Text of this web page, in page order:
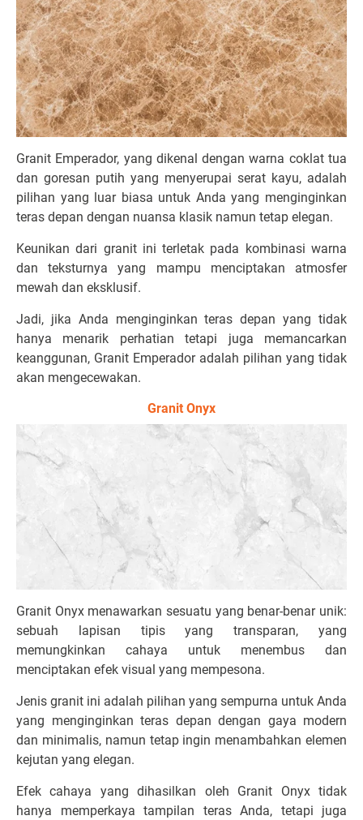
Granit Emperador, yang dikenal dengan warna coklat tua
dan goresan putih yang menyerupai serat kayu, adalah
pilihan yang luar biasa untuk Anda yang menginginkan
teras depan dengan nuansa klasik namun tetap elegan.
Keunikan dari granit ini terletak pada kombinasi warna
dan teksturnya yang mampu menciptakan atmosfer
mewah dan eksklusif.
Jadi, jika Anda menginginkan teras depan yang tidak
hanya menarik perhatian tetapi juga memancarkan
keanggunan, Granit Emperador adalah pilihan yang tidak
akan mengecewakan.
Granit Onyx
Granit Onyx menawarkan sesuatu yang benar-benar unik:
sebuah lapisan tipis yang transparan, yang
memungkinkan cahaya untuk menembus dan
menciptakan efek visual yang mempesona.
Jenis granit ini adalah pilihan yang sempurna untuk Anda
yang menginginkan teras depan dengan gaya modern
dan minimalis, namun tetap ingin menambahkan elemen
kejutan yang elegan.
Efek cahaya yang dihasilkan oleh Granit Onyx tidak
hanya memperkaya tampilan teras Anda, tetapi juga